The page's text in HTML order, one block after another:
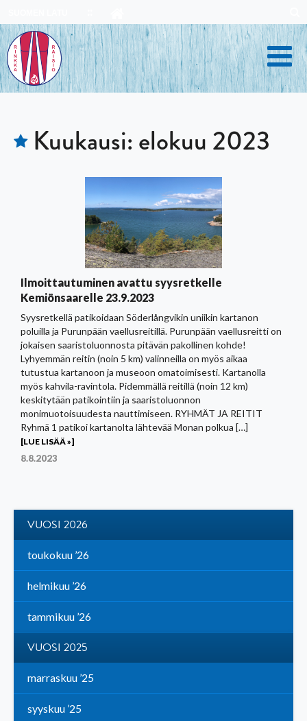
to
content
Kuukausi:elokuu 2023
Ilmoittautuminen avattu syysretkelle
Kemiönsaarelle 23.9.2023
Syysretkellä patikoidaan Söderlångvikin uniikin kartanon
poluilla ja Purunpään vaellusreitillä. Purunpään vaellusreitti on
jokaisen saaristoluonnosta pitävän pakollinen kohde!
Lyhyemmän reitin (noin 5 km) valinneilla on myös aikaa
tutustua kartanoon ja museoon omatoimisesti. Kartanolla
myös kahvila-ravintola. Pidemmällä reitillä (noin 12 km)
keskitytään patikointiin ja saaristoluonnon
monimuotoisuudesta nauttimiseen. RYHMÄT JA REITIT
Ryhmä 1 patikoi kartanolta lähtevää Monan polkua […]
[LUE LISÄÄ »]
8.8.2023
VUOSI 2026
toukokuu ’26
helmikuu ’26
tammikuu ’26
VUOSI 2025
marraskuu ’25
syyskuu ’25